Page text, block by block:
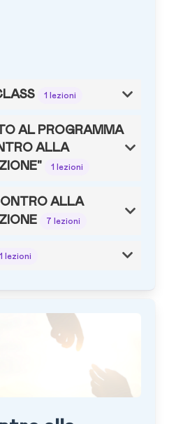
1 lezioni
AL PROGRAMMA
ALLA
1 lezioni
ALLA
7 lezioni
1 lezioni